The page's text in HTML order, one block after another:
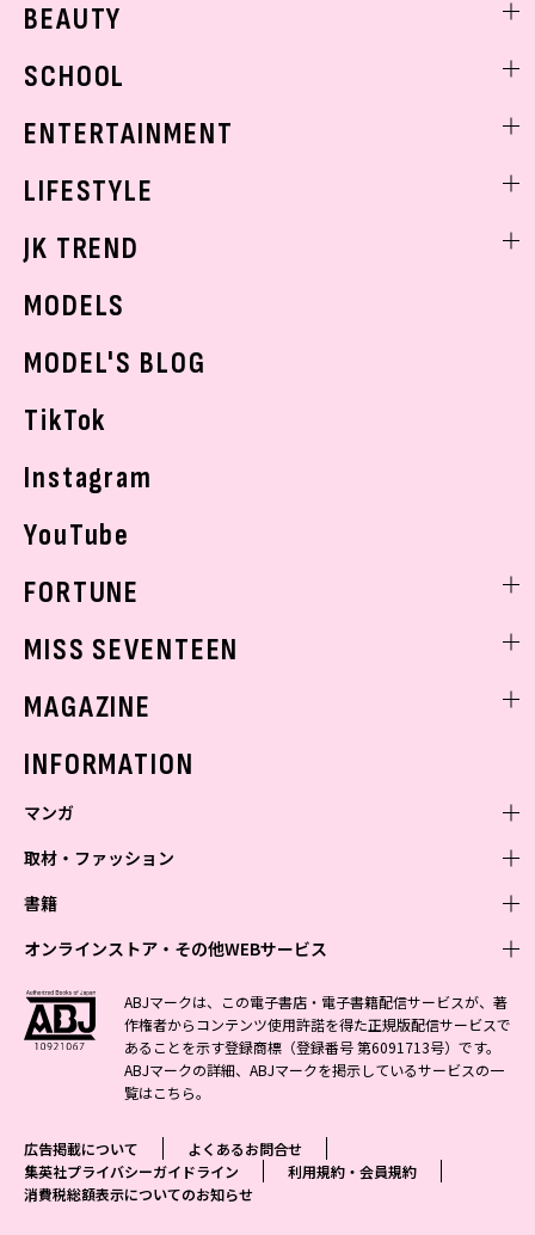
着回し
BEAUTY
ベストコスメ
ボディケア
SCHOOL
学校ヘアメイク
ENTERTAINMENT
K-POP
LIFESTYLE
モデルの購入品
JK TREND
MODELS
MODEL'S BLOG
TikTok
Instagram
YouTube
FORTUNE
MISS SEVENTEEN
MAGAZINE
INFORMATION
マンガ
少年マンガ
Vジャンプ
最強ジャンプ
少年ジャンプ+
ジャンプTOON
ジャンプルーキー！
S-MANGA
青年マンガ
ZEBRACK
S-MANGA
集英社ジャンプリミックス
週刊ヤングジャンプ
ヤングジャンプ定期購読デジタル
少女マンガ
ZEBRACK
S-MANGA
集英社コミック文庫
マーガレット
別冊マーガレット
女性マンガ
ジャンプTOON
集英社コミック文庫
マンガMee公式サイト
リマコミ
取材・ファッション
ファッション・美容
BAILA
MAQUIA
eclat
T JAPAN
芸能・情報・スポーツ
週プレNEWS
週プレ グラジャパ!
書籍
文芸・文庫・総合
小説すばる
集英社 文芸ステーション
web 集英社文庫
アジア人物史
学芸・ノンフィクション・新書
1日5分で、明日は変わる よみタイ yomitai
集英社学芸部 - 学芸・ノンフィクション
集英社ビジネス書
集英社新書プラス - 知の水先案内人
kotoba
ライトノベル・ノベライズ
集英社オレンジ文庫
JUMP j-BOOKS
ダッシュエックス文庫公式サイト
集英社Webマガジン コバルト
集英社の児童図書 S-KIDS.LAND
オンラインストア・その他WEBサービス
オンラインストア
OTO
SHUEISHA MANGA-ART HERITAGE
ジャンプキャラクターズストア
HAPPY PLUS STORE
SHUEISHA VOX
LEEマルシェ
その他WEBサービス
集英社アドナビ
集英社エディターズ・ラボ
ABJマークは、この電子書店・電子書籍配信サービスが、著
作権者からコンテンツ使用許諾を得た正規版配信サービスで
あることを示す登録商標（登録番号 第6091713号）です。
ABJマークの詳細、ABJマークを掲示しているサービスの一
覧はこちら。
広告掲載について
よくあるお問合せ
集英社プライバシーガイドライン
利用規約・会員規約
消費税総額表示についてのお知らせ